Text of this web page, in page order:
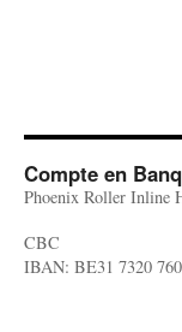
Compte en
Phoenix Roller Inline
CBC
IBAN: BE31 7320